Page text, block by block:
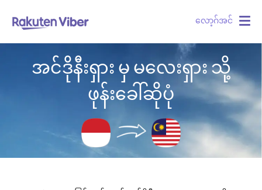
လော့ဂ်အင်
အင်ဒိုနီးရှား မှ မလေးရှား သို့
ဖုန်းခေါ်ဆိုပုံ